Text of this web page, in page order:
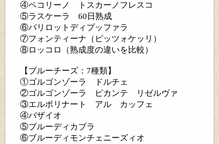
④ペコリーノ トスカーノフレスコ
⑤ラスケーラ 60日熟成
⑥パリロットディプッファラ
⑦フォンティーナ（ピッツォケッリ）
⑧ロッコロ（熟成度の違いを比較）
【ブルーチーズ：7種類】
①ゴルゴンゾーラ ドルチェ
②ゴルゴンゾーラ ピカンテ リゼルヴァ
③エルポリナート アル カッフェ
④バザイオ
⑤ブルーディカブラ
⑥ブルーディモンチェニーズィオ